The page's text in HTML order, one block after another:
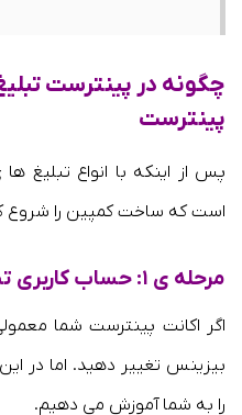
چگونه در پینترست
پینترست
پس از اینکه با انواع تبلیغ
است که ساخت کمپین را شروع
مرحله ی ۱: حساب کاربری تجاری بگیرید
اگر اکانت پینترست شما
بیزینس تغییر دهید. اما در
را به شما آموزش می دهیم.